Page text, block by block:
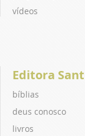
vídeos
Editora
bíblias
deus conosco
livros